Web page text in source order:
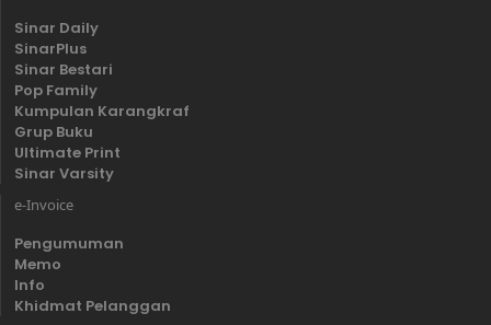
Sinar Daily
SinarPlus
Sinar Bestari
Pop Family
Kumpulan Karangkraf
Grup Buku
Ultimate Print
Sinar Varsity
e-Invoice
Pengumuman
Memo
Info
Khidmat Pelanggan